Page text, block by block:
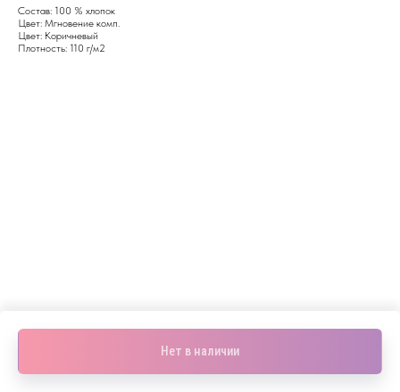
Нет в наличии
Состав: 100 % хлопок
Цвет: Мгновение комп.
Цвет: Коричневый
Плотность: 110 г/м2